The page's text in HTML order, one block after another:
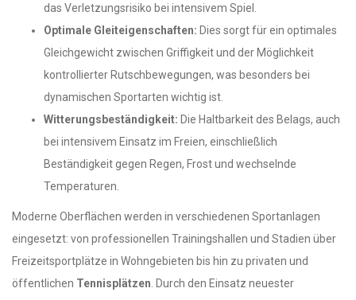
das Verletzungsrisiko bei intensivem Spiel.
Optimale Gleiteigenschaften: Dies sorgt für ein optimales
Gleichgewicht zwischen Griffigkeit und der Möglichkeit
kontrollierter Rutschbewegungen, was besonders bei
dynamischen Sportarten wichtig ist.
Witterungsbeständigkeit: Die Haltbarkeit des Belags, auch
bei intensivem Einsatz im Freien, einschließlich
Beständigkeit gegen Regen, Frost und wechselnde
Temperaturen.
Moderne Oberflächen werden in verschiedenen Sportanlagen
eingesetzt: von professionellen Trainingshallen und Stadien über
Freizeitsportplätze in Wohngebieten bis hin zu privaten und
öffentlichen Tennisplätzen . Durch den Einsatz neuester